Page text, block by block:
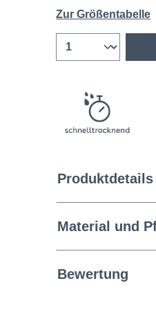
Zur Größentabelle
Produktdetails
Material und
Bewertung